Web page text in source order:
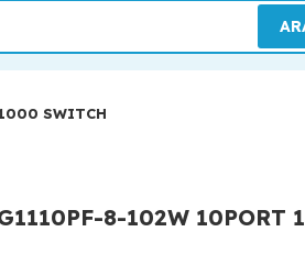
SWITCH
8-102W